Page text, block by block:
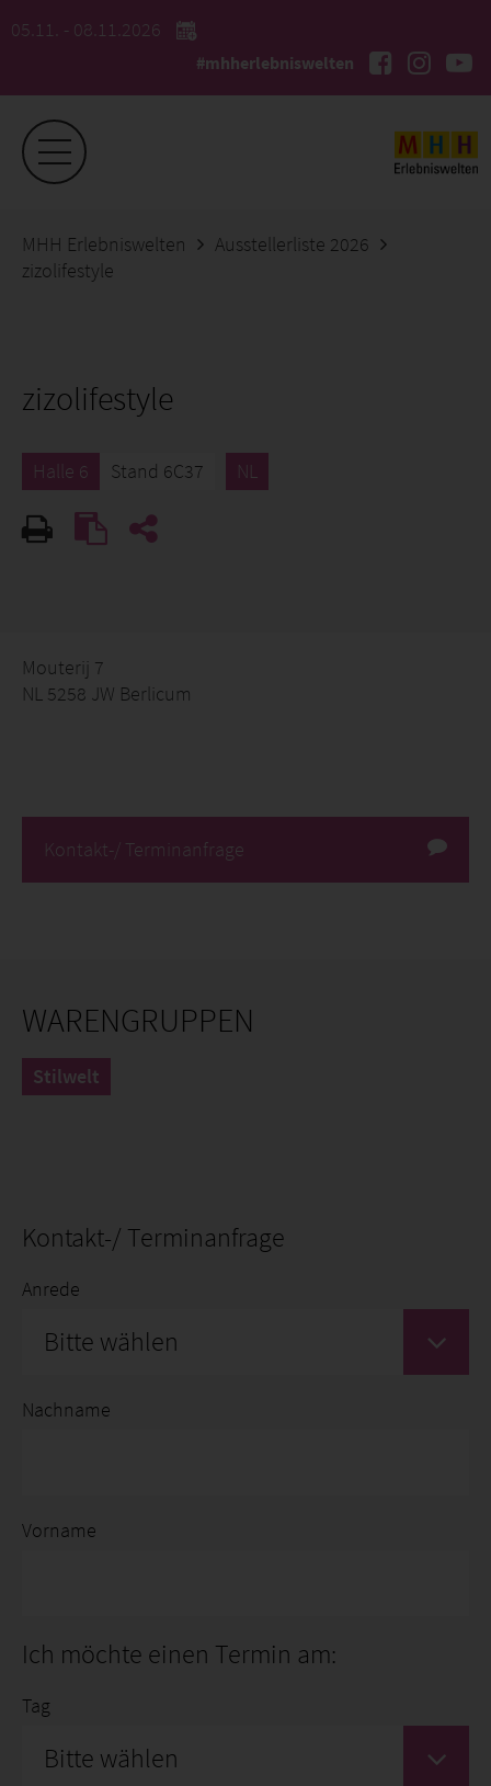
05.11. - 08.11.2026
#mhherlebniswelten
MHH Erlebniswelten
Ausstellerliste 2026
zizolifestyle
zizolifestyle
Halle 6 Stand 6C37 NL
Mouterij 7
NL 5258 JW Berlicum
Kontakt-/ Terminanfrage
WARENGRUPPEN
Stilwelt
Kontakt-/ Terminanfrage
Anrede
Bitte wählen
Nachname
Vorname
Ich möchte einen Termin am:
Tag
Bitte wählen